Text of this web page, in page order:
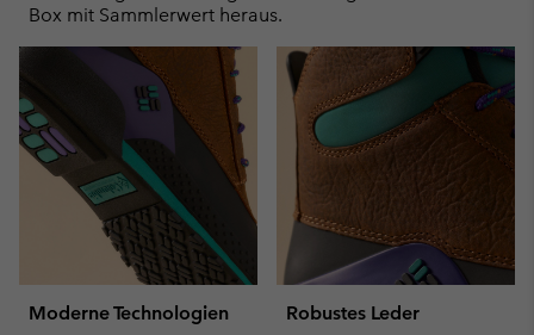
Box mit Sammlerwert heraus.
Moderne Technologien
Robustes Leder